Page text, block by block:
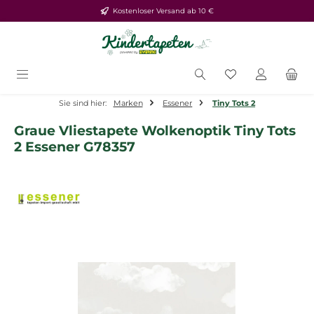
Zum Hauptinhalt springenKostenloser Versand ab 10 €
Du hast 0
Sie sind hier: Marken Essener Tiny Tots 2
Graue Vliestapete Wolkenoptik Tiny Tots
2 Essener G78357